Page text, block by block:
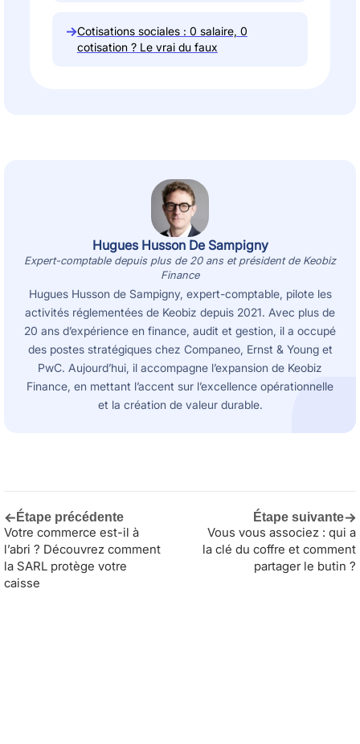
→Cotisations sociales : 0 salaire, 0
cotisation ? Le vrai du faux
Hugues Husson De Sampigny
Expert-comptable depuis plus de 20 ans et président de Keobiz
Finance
Hugues Husson de Sampigny, expert-comptable, pilote les
activités réglementées de Keobiz depuis 2021. Avec plus de
20 ans d’expérience en finance, audit et gestion, il a occupé
des postes stratégiques chez Companeo, Ernst & Young et
PwC. Aujourd’hui, il accompagne l’expansion de Keobiz
Finance, en mettant l’accent sur l’excellence opérationnelle
et la création de valeur durable.
← Étape précédente
Votre commerce est-il à
l’abri ? Découvrez comment
la SARL protège votre
caisse
Étape suivante→
Vous vous associez : qui a
la clé du coffre et comment
partager le butin ?